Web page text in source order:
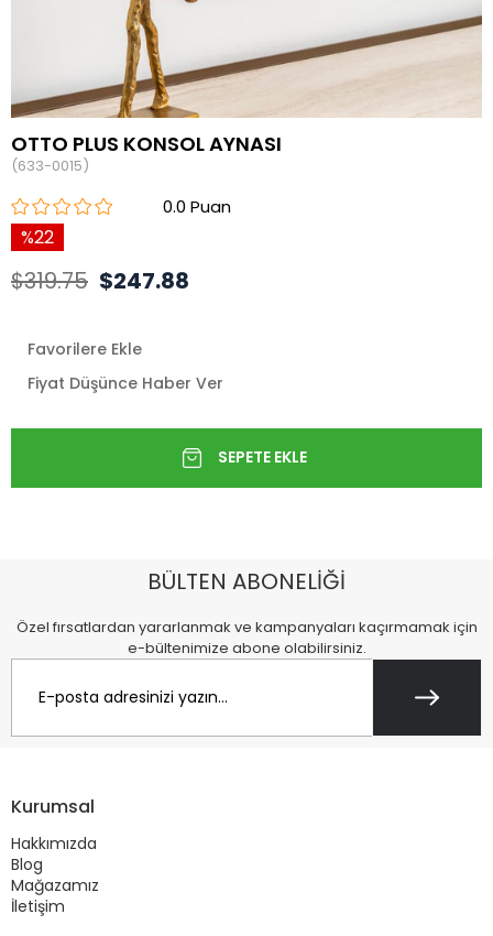
OTTO PLUS KONSOL AYNASI
(633-0015)
0.0
22
$319.75 $247.88
Favorilere Ekle
Fiyat Düşünce Haber Ver
BÜLTEN ABONELİĞİ
Özel fırsatlardan yararlanmak ve kampanyaları kaçırmamak için
e-bültenimize abone olabilirsiniz.
Kurumsal
Hakkımızda
Blog
Mağazamız
İletişim